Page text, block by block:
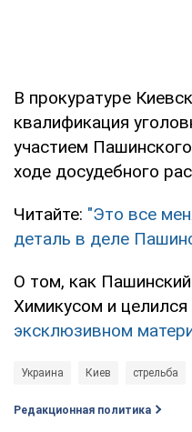
В прокуратуре
квалификация
участием Пашинского
ходе досудебного
Читайте: "Это все
деталь в деле
О том, как
Химикусом и целился
эксклюзивном
Украина Киев стрельба
Редакционная политика